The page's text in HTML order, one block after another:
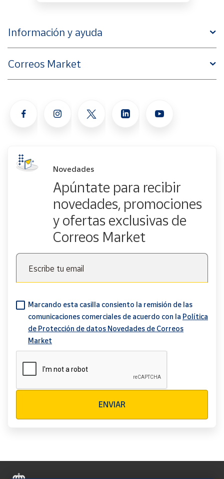
Información y ayuda
Correos Market
Novedades
Apúntate para recibir
novedades, promociones
y ofertas exclusivas de
Correos Market
Escribe tu email
Marcando esta casilla consiento la remisión de las
comunicaciones comerciales de acuerdo con la Política
de Protección de datos Novedades de Correos
Market
ENVIAR